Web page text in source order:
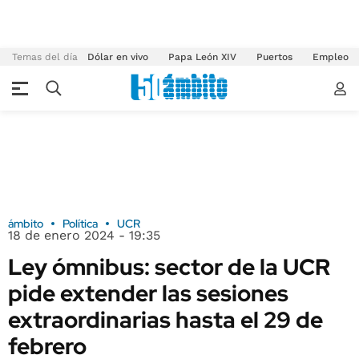
Temas del día Dólar en vivo Papa León XIV Puertos Empleo
ámbito Política UCR
18 de enero 2024 - 19:35
Ley ómnibus: sector de la UCR
pide extender las sesiones
extraordinarias hasta el 29 de
febrero